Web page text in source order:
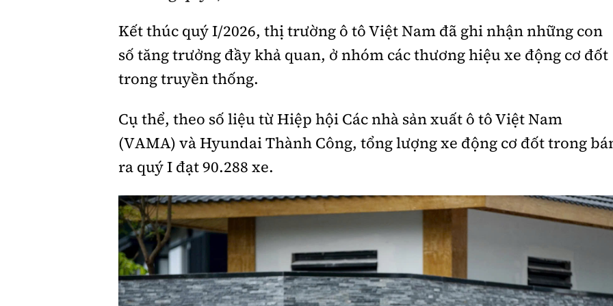
Giới thiệu xe
Tư vấn
Kết thúc quý I/2026, thị trường ô tô Việt Nam đã ghi nhận những con
số tăng trưởng đầy khả quan, ở nhóm các thương hiệu xe động cơ đốt
trong truyền thống.
Cụ thể, theo số liệu từ Hiệp hội Các nhà sản xuất ô tô Việt Nam
(VAMA) và Hyundai Thành Công, tổng lượng xe động cơ đốt trong
ra quý I đạt 90.288 xe.